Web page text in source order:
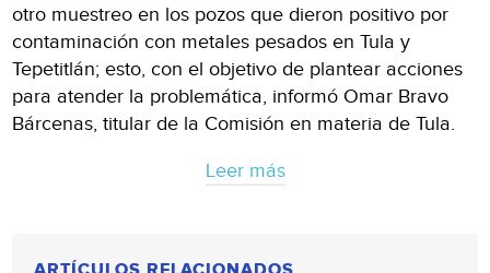
otro muestreo en los pozos que dieron positivo por
contaminación con metales pesados en Tula y
Tepetitlán; esto, con el objetivo de plantear acciones
para atender la problemática, informó Omar Bravo
Bárcenas, titular de la Comisión en materia de Tula.
Leer más